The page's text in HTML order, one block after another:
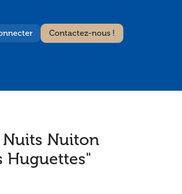
Contactez-nous !
Nuits Nuiton
Huguettes"